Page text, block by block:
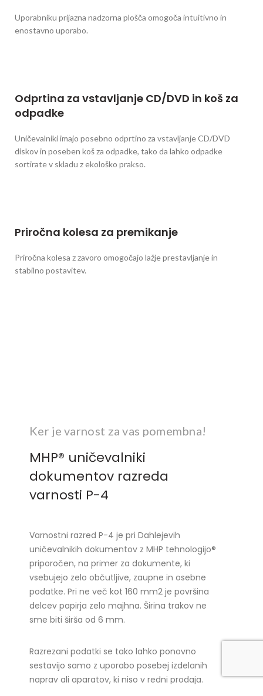
Uporabniku prijazna nadzorna plošča omogoča intuitivno in
enostavno uporabo.
Odprtina za vstavljanje CD/DVD in koš za
odpadke
Uničevalniki imajo posebno odprtino za vstavljanje CD/DVD
diskov in poseben koš za odpadke, tako da lahko odpadke
sortirate v skladu z ekološko prakso.
Priročna kolesa za premikanje
Priročna kolesa z zavoro omogočajo lažje prestavljanje in
stabilno postavitev.
Ker je varnost za vas pomembna!
MHP® uničevalniki
dokumentov razreda
varnosti P-4
Varnostni razred P-4 je pri Dahlejevih
uničevalnikih dokumentov z MHP tehnologijo®
priporočen, na primer za dokumente, ki
vsebujejo zelo občutljive, zaupne in osebne
podatke. Pri ne več kot 160 mm2 je površina
delcev papirja zelo majhna. Širina trakov ne
sme biti širša od 6 mm.
Razrezani podatki se tako lahko ponovno
sestavijo samo z uporabo posebej izdelanih
naprav ali aparatov, ki niso v redni prodaja.